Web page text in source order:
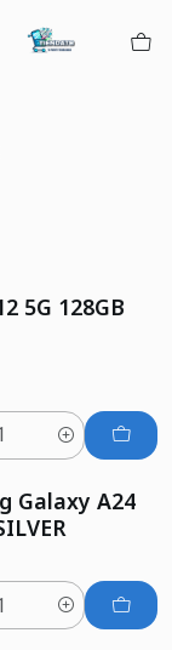
+56954787534
5G 128GB
Galaxy A24